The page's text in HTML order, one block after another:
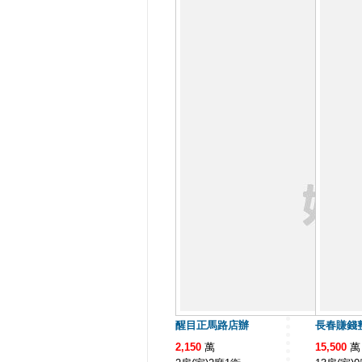
醒目正馬路店辦
2,150 萬
長春賺錢
15,500 萬